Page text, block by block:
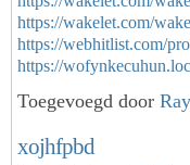
https://wakelet.com/
https://webhitlist.com/
https://
Toegevoegd door
xojhfpbd